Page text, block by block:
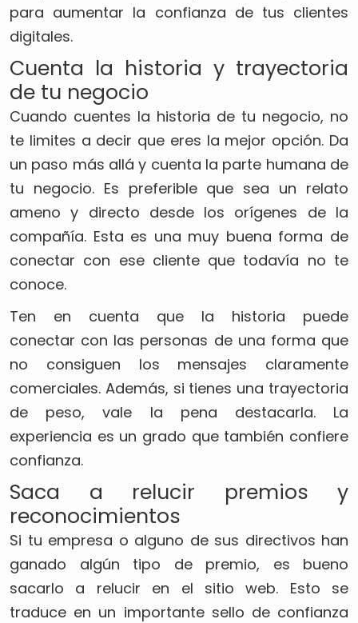
para aumentar la confianza de tus clientes
digitales.
Cuenta la historia y trayectoria
de tu negocio
Cuando cuentes la historia de tu negocio, no
te limites a decir que eres la mejor opción. Da
un paso más allá y cuenta la parte humana de
tu negocio. Es preferible que sea un relato
ameno y directo desde los orígenes de la
compañía. Esta es una muy buena forma de
conectar con ese cliente que todavía no te
conoce.
Ten en cuenta que la historia puede
conectar con las personas de una forma que
no consiguen los mensajes claramente
comerciales. Además, si tienes una trayectoria
de peso, vale la pena destacarla. La
experiencia es un grado que también confiere
confianza.
Saca a relucir premios y
reconocimientos
Si tu empresa o alguno de sus directivos han
ganado algún tipo de premio, es bueno
sacarlo a relucir en el sitio web. Esto se
traduce en un importante sello de confianza